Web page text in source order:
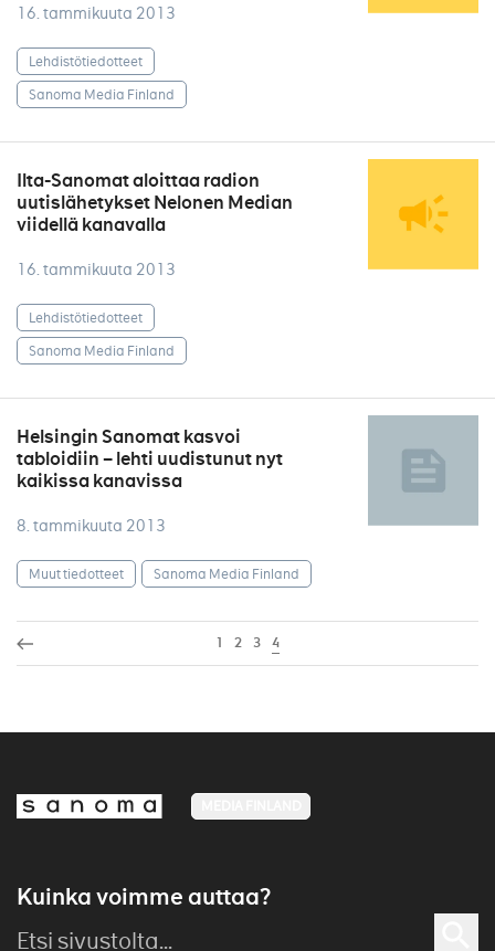
16. tammikuuta 2013
Lehdistötiedotteet
Sanoma Media Finland
Ilta-Sanomat aloittaa radion
uutislähetykset Nelonen Median
viidellä kanavalla
16. tammikuuta 2013
Lehdistötiedotteet
Sanoma Media Finland
Helsingin Sanomat kasvoi
tabloidiin – lehti uudistunut nyt
kaikissa kanavissa
8. tammikuuta 2013
Muut tiedotteet Sanoma Media Finland
1 2 3 4
Kuinka voimme auttaa?